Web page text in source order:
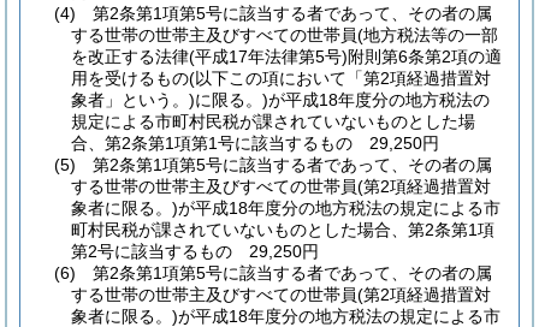
(4)
第2条第1項第5号に該当する者であって、その者の属
する世帯の世帯主及びすべての世帯員(地方税法等の一部
を改正する法律(平成17年法律第5号)附則第6条第2項の適
用を受けるもの(以下この項において「第2項経過措置対
象者」という。)に限る。)が平成18年度分の地方税法の
規定による市町村民税が課されていないものとした場
合、第2条第1項第1号に該当するもの 29,250円
(5)
第2条第1項第5号に該当する者であって、その者の属
する世帯の世帯主及びすべての世帯員(第2項経過措置対
象者に限る。)が平成18年度分の地方税法の規定による市
町村民税が課されていないものとした場合、第2条第1項
第2号に該当するもの 29,250円
(6)
第2条第1項第5号に該当する者であって、その者の属
する世帯の世帯主及びすべての世帯員(第2項経過措置対
象者に限る。)が平成18年度分の地方税法の規定による市